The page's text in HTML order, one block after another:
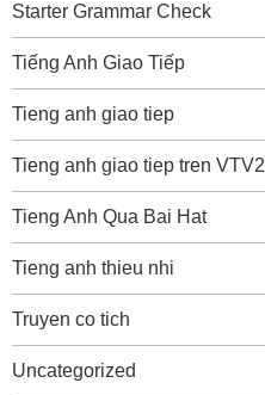
Starter Grammar Check
Tiếng Anh Giao Tiếp
Tieng anh giao tiep
Tieng anh giao tiep tren VTV2
Tieng Anh Qua Bai Hat
Tieng anh thieu nhi
Truyen co tich
Uncategorized